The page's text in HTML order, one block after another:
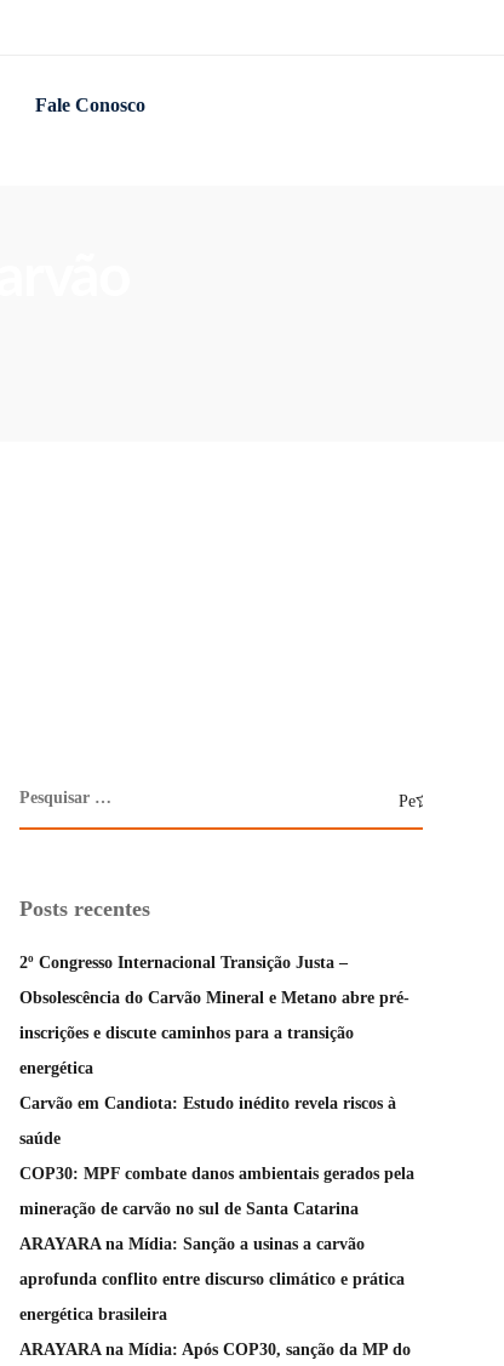
Fale Conosco
Posts recentes
2º Congresso Internacional Transição Justa –
Obsolescência do Carvão Mineral e Metano abre pré-
inscrições e discute caminhos para a transição
energética
Carvão em Candiota: Estudo inédito revela riscos à
saúde
COP30: MPF combate danos ambientais gerados pela
mineração de carvão no sul de Santa Catarina
ARAYARA na Mídia: Sanção a usinas a carvão
aprofunda conflito entre discurso climático e prática
energética brasileira
ARAYARA na Mídia: Após COP30, sanção da MP do